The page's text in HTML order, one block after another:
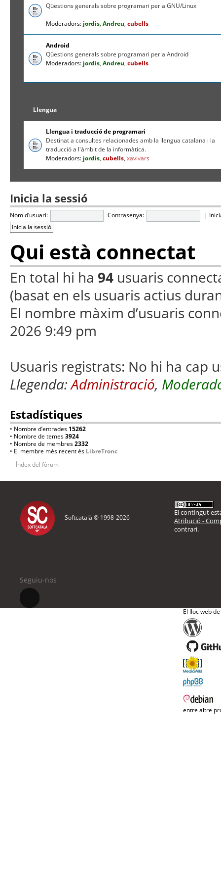
Qüestions generals sobre programari per a GNU/Linux
Moderadors: jordis,Andreu,cubells
Android
Qüestions generals sobre programari per a Android
Moderadors: jordis,Andreu,cubells
Llengua
Llengua i traducció de programari
Destinat a consultes relacionades amb la llengua catalana i la
traducció a l'àmbit de la informàtica.
Moderadors: jordis,cubells,xavivars
Inicia la sessió
Nom d’usuari: Contrasenya: |
Qui està connectat
En total hi ha 94 usuaris
(basat en els usuaris actius
El nombre màxim d’usuaris
2026 9:49 pm
Usuaris registrats: No hi ha cap
Llegenda:Administració,
Estadístiques
• Nombre d’entrades 15262
• Nombre de temes3924
• Nombre de membres2332
• El membre més recent és LibreTronc
Índex del fòrum
Softcatalà © 1998-2026
El contingut
Atribució -
contrari.
Seguiu-nos
El lloc web
entre altre